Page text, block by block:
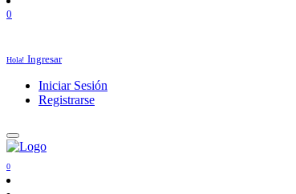
0
Hola! Ingresar
Iniciar Sesión
Registrarse
0